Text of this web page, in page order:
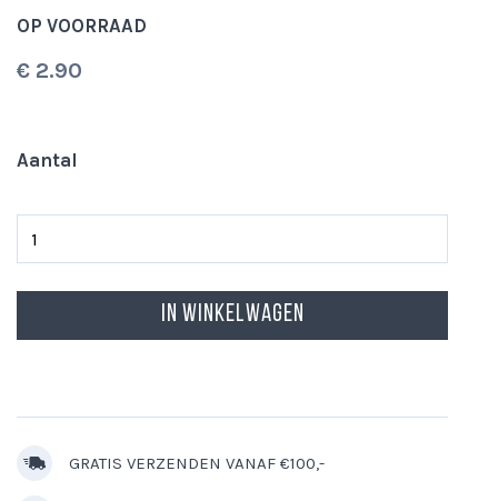
OP VOORRAAD
€ 2.90
Aantal
In Winkelwagen
GRATIS VERZENDEN VANAF €100,-